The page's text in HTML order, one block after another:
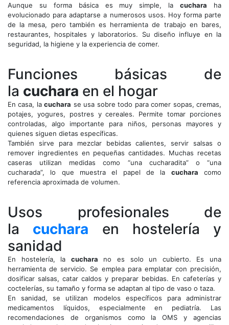
Aunque su forma básica es muy simple, lacuchara ha
evolucionado para adaptarse a numerosos usos. Hoy forma parte
de la mesa, pero también es herramienta de trabajo en bares,
restaurantes, hospitales y laboratorios. Su diseño influye en la
seguridad, la higiene y la experiencia de comer.
Funciones básicas de
la cuchara en el hogar
En casa, lacuchara se usa sobre todo para comer sopas, cremas,
potajes, yogures, postres y cereales. Permite tomar porciones
controladas, algo importante para niños, personas mayores y
quienes siguen dietas específicas.
También sirve para mezclar bebidas calientes, servir salsas o
remover ingredientes en pequeñas cantidades. Muchas recetas
caseras utilizan medidas como “una cucharadita” o “una
cucharada”, lo que muestra el papel de la cuchara como
referencia aproximada de volumen.
Usos profesionales de
la cuchara en hostelería y
sanidad
En hostelería, la cuchara no es solo un cubierto. Es una
herramienta de servicio. Se emplea para emplatar con precisión,
dosificar salsas, catar caldos y preparar bebidas. En cafeterías y
coctelerías, su tamaño y forma se adaptan al tipo de vaso o taza.
En sanidad, se utilizan modelos específicos para administrar
medicamentos líquidos, especialmente en pediatría. Las
recomendaciones de organismos como la OMS y agencias